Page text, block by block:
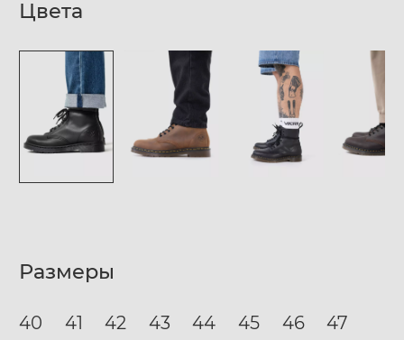
Цвета
Размеры
40 41 42 43 44 45 46 47